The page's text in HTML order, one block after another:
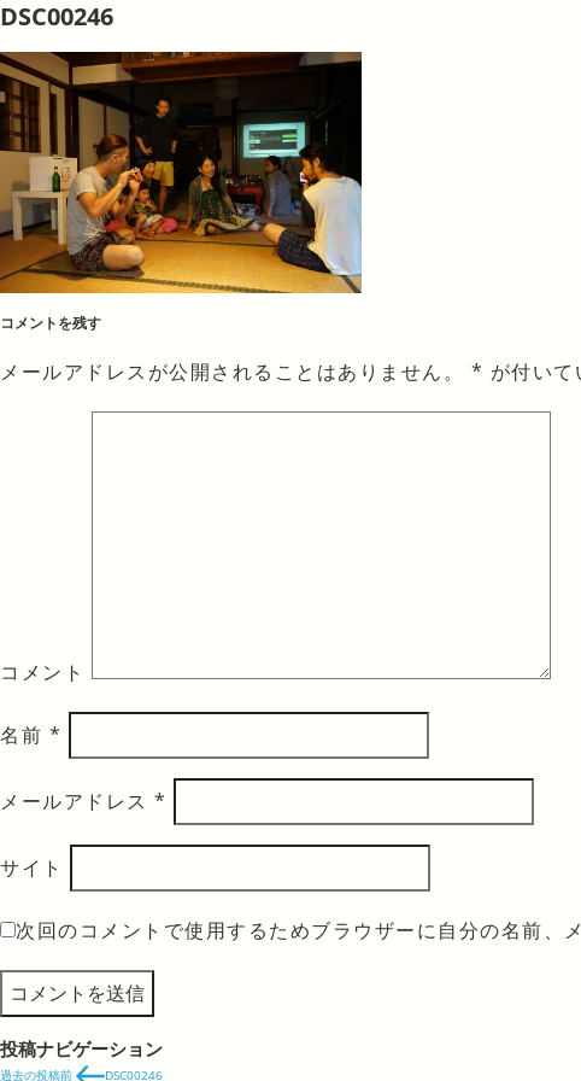
DSC00246
コメントを残す
メールアドレスが公開されることはありません。 * が付いて
コメント
名前 *
メールアドレス *
サイト
次回のコメントで使用するためブラウザーに自分の名前、
投稿ナビゲーション
過去の投稿前 DSC00246